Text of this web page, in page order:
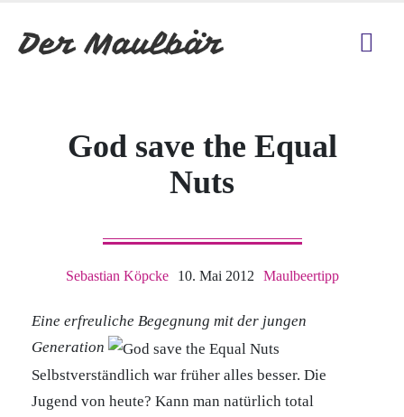
God save the Equal
Nuts
Sebastian Köpcke 10. Mai 2012 Maulbeertipp
Eine erfreuliche Begegnung mit der jungen
Generation
Selbstverständlich war früher alles besser. Die
Jugend von heute? Kann man natürlich total